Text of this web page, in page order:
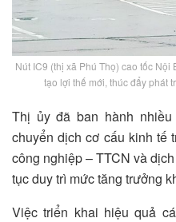
Nút IC9 (thị xã Phú Thọ) cao tốc
tạo lợi thế mới, thúc đẩy phát
Thị ủy đã ban hành
chuyển dịch cơ cấu kinh tế
công nghiệp – TTCN và
tục duy trì mức tăng trưởng
Việc triển khai hiệu quả